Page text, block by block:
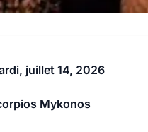
juillet 14, 2026
Mykonos